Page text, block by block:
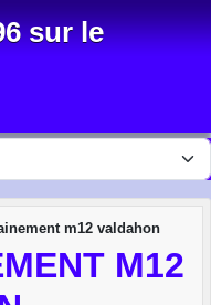
sur le
m12 valdahon
M12